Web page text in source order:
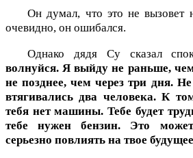
Он думал, что это не вызовет
очевидно, он ошибался.
Однако дядя Су сказал
волнуйся. Я выйду не раньше,
не позднее, чем через три дня.
втягивались два человека. К
тебя нет машины. Тебе будет
тебе нужен бензин. Это
серьезно повлиять на твое